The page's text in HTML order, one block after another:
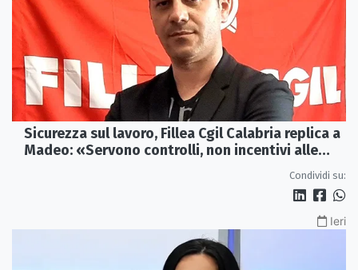
Sicurezza sul lavoro, Fillea Cgil Calabria replica a
Madeo: «Servono controlli, non incentivi alle
Condividi su:
Ieri